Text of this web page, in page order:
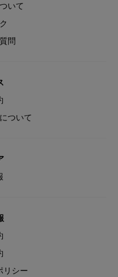
いて
問
ついて
リシー